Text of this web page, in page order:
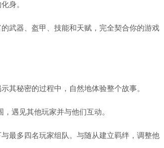
身。
武器、盔甲、技能和天赋，完全契合你的游戏
其秘密的过程中，自然地体验整个故事。
遇见其他玩家并与他们互动。
最多四名玩家组队。与随从建立羁绊，调整他